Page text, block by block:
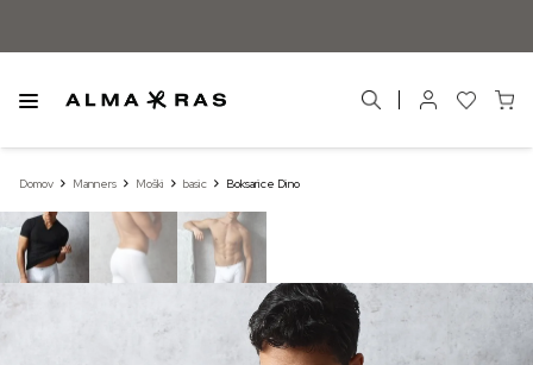
Domov Manners Moški basic Boksarice Dino